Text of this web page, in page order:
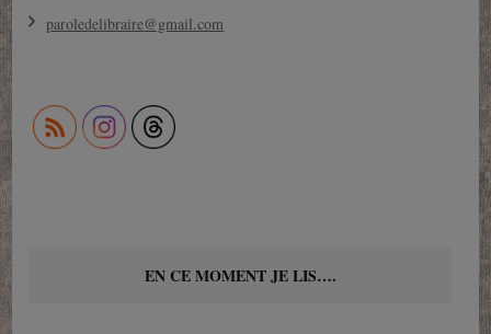
paroledelibraire@gmail.com
EN CE MOMENT JE LIS….